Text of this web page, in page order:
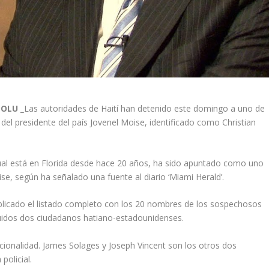
_ Las autoridades de Haití han detenido este domingo a uno de
presidente del país Jovenel Moise, identificado como Christian
está en Florida desde hace 20 años, ha sido apuntado como uno
según ha señalado una fuente al diario ‘Miami Herald’.
el listado completo con los 20 nombres de los sospechosos
dos ciudadanos hatiano-estadounidenses.
James Solages y Joseph Vincent son los otros dos